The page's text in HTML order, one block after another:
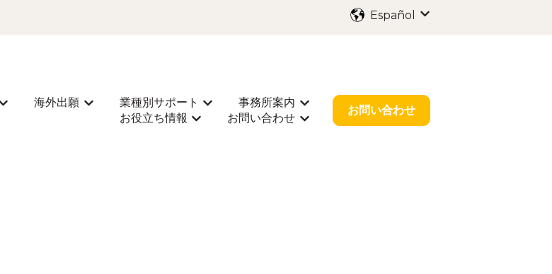
Español
Mostrar submenú de サービス
海外出願
Mostrar submenú de 海外出願
業種別サポート
Mostrar submenú de 業種別サポート
事務所案内
Mostrar submenú de 事務所案内
お役立ち情報
Mostrar submenú de お役立ち情報
お問い合わせ
Mostrar submenú de お問い合わせ
お問い合わせ